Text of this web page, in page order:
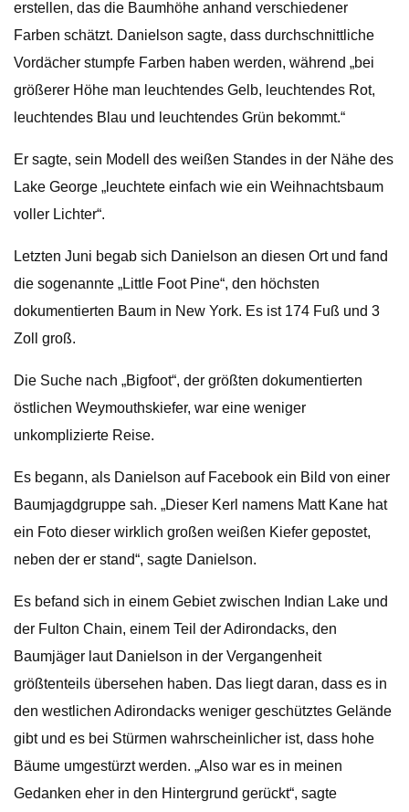
erstellen, das die Baumhöhe anhand verschiedener
Farben schätzt. Danielson sagte, dass durchschnittliche
Vordächer stumpfe Farben haben werden, während „bei
größerer Höhe man leuchtendes Gelb, leuchtendes Rot,
leuchtendes Blau und leuchtendes Grün bekommt.“
Er sagte, sein Modell des weißen Standes in der Nähe des
Lake George „leuchtete einfach wie ein Weihnachtsbaum
voller Lichter“.
Letzten Juni begab sich Danielson an diesen Ort und fand
die sogenannte „Little Foot Pine“, den höchsten
dokumentierten Baum in New York. Es ist 174 Fuß und 3
Zoll groß.
Die Suche nach „Bigfoot“, der größten dokumentierten
östlichen Weymouthskiefer, war eine weniger
unkomplizierte Reise.
Es begann, als Danielson auf Facebook ein Bild von einer
Baumjagdgruppe sah. „Dieser Kerl namens Matt Kane hat
ein Foto dieser wirklich großen weißen Kiefer gepostet,
neben der er stand“, sagte Danielson.
Es befand sich in einem Gebiet zwischen Indian Lake und
der Fulton Chain, einem Teil der Adirondacks, den
Baumjäger laut Danielson in der Vergangenheit
größtenteils übersehen haben. Das liegt daran, dass es in
den westlichen Adirondacks weniger geschütztes Gelände
gibt und es bei Stürmen wahrscheinlicher ist, dass hohe
Bäume umgestürzt werden. „Also war es in meinen
Gedanken eher in den Hintergrund gerückt“, sagte